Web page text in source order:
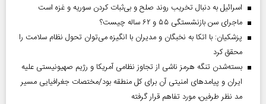
اسرائیل به دنبال تخریب روند صلح و بی‌ثبات کردن سوریه و غزه است
ماجرای سن بازنشستگی ۵۵ و ۶۲ ساله چیست؟
پزشکیان: با اتکا به نخبگان و مدیران با انگیزه می‌توان تحول نظام سلامت را
محقق کرد
بسته‌شدن تنگه هرمز ناشی از تجاوز نظامی آمریکا و رژیم صهیونیستی علیه
ایران و پیامد‌های امنیتی آن برای کل منطقه بود/مختصات جغرافیایی مسیر
مد نظر طرفین، مورد تفاهم قرار گرفته